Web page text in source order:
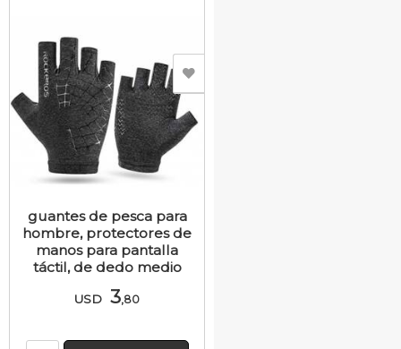
guantes de pesca para
hombre, protectores de
manos para pantalla
táctil, de dedo medio
USD 3,80